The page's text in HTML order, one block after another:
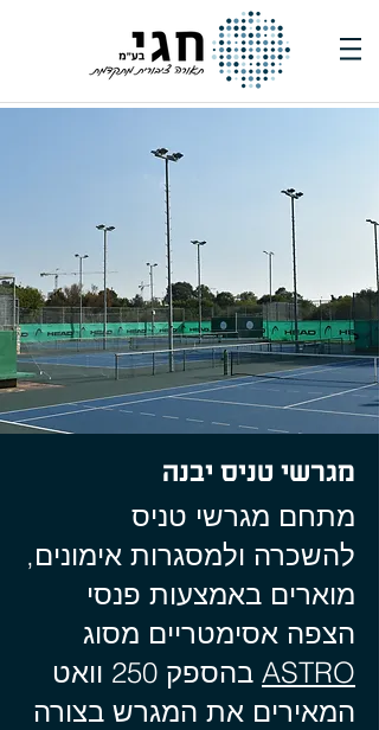
מגרשי טניס יבנה
מתחם מגרשי טניס
להשכרה ולמסגרות אימונים,
מוארים באמצעות פנסי
הצפה אסימטריים מסוג
ASTRO
בהספק 250 וואט
המאירים את המגרש בצורה